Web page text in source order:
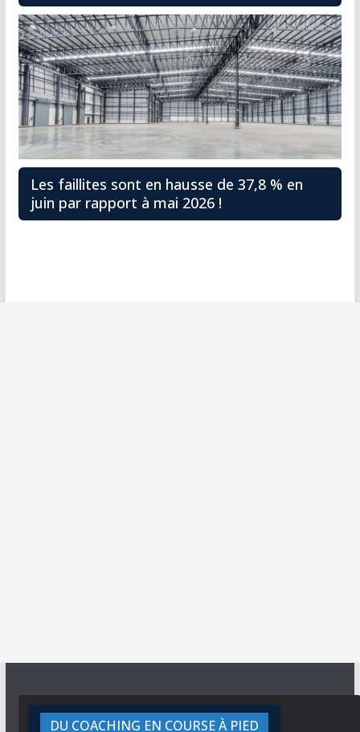
Les faillites sont en hausse de 37,8 % en
juin par rapport à mai 2026 !
DU COACHING EN COURSE À PIED